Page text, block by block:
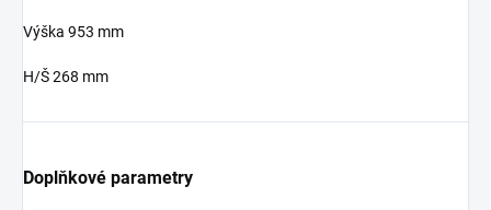
Výška 953 mm
H/Š 268 mm
Doplňkové parametry